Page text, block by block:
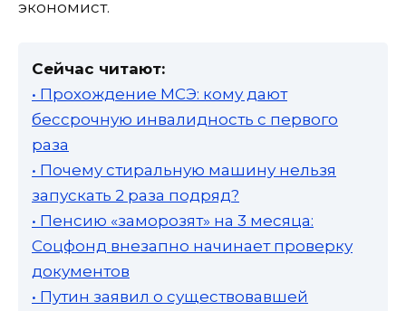
экономист.
Сейчас читают:
• Прохождение МСЭ: кому дают
бессрочную инвалидность с первого
раза
• Почему стиральную машину нельзя
запускать 2 раза подряд?
• Пенсию «заморозят» на 3 месяца:
Соцфонд внезапно начинает проверку
документов
• Путин заявил о существовавшей